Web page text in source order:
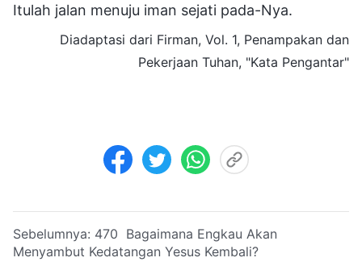
Itulah jalan menuju iman sejati pada-Nya.
Diadaptasi dari Firman, Vol. 1, Penampakan dan
Pekerjaan Tuhan, "Kata Pengantar"
Sebelumnya: 470 Bagaimana Engkau Akan
Menyambut Kedatangan Yesus Kembali?